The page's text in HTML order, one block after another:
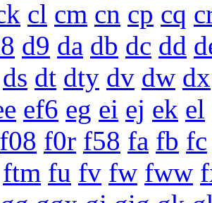
cl cm cn cp cq
d9 da db dc dd
ds dt dty dv dw dx
ef6 eg ei ej ek el
f08 f0r f58 fa fb fc
ftm fu fv fw fww